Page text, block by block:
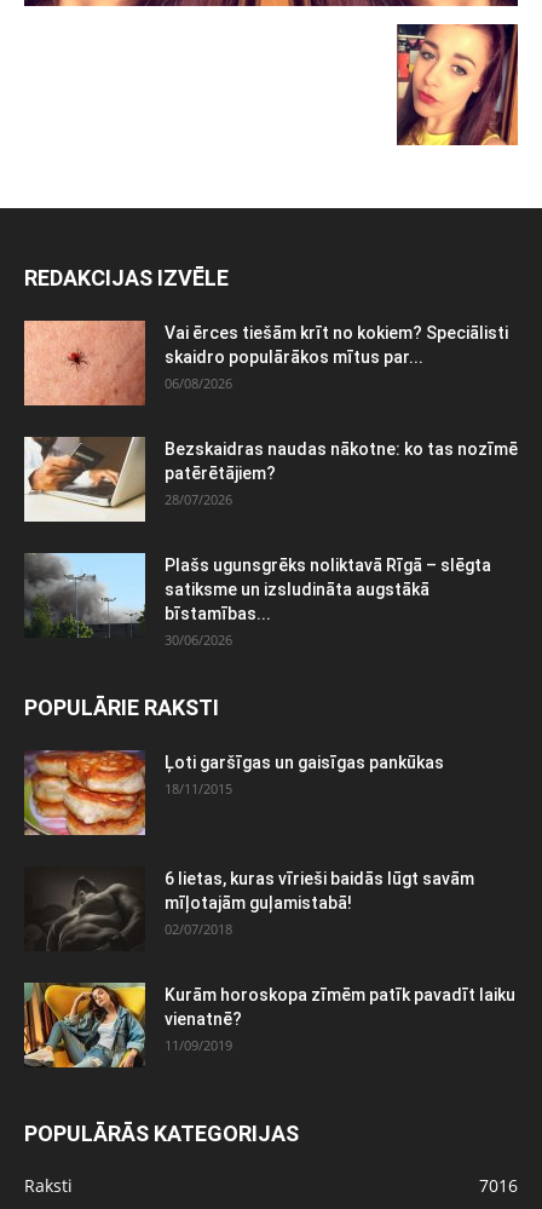
REDAKCIJAS IZVĒLE
Vai ērces tiešām krīt no kokiem? Speciālisti
skaidro populārākos mītus par...
06/08/2026
Bezskaidras naudas nākotne: ko tas nozīmē
patērētājiem?
28/07/2026
Plašs ugunsgrēks noliktavā Rīgā – slēgta
satiksme un izsludināta augstākā
bīstamības...
30/06/2026
POPULĀRIE RAKSTI
Ļoti garšīgas un gaisīgas pankūkas
18/11/2015
6 lietas, kuras vīrieši baidās lūgt savām
mīļotajām guļamistabā!
02/07/2018
Kurām horoskopa zīmēm patīk pavadīt laiku
vienatnē?
11/09/2019
POPULĀRĀS KATEGORIJAS
Raksti
7016